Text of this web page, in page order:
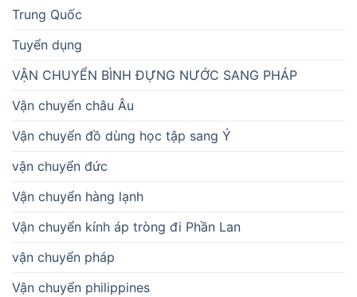
Trung Quốc
Tuyển dụng
VẬN CHUYỂN BÌNH ĐỰNG NƯỚC SANG PHÁP
Vận chuyển châu Âu
Vận chuyển đồ dùng học tập sang Ý
vận chuyển đức
Vận chuyển hàng lạnh
Vận chuyển kính áp tròng đi Phần Lan
vận chuyển pháp
Vận chuyển philippines